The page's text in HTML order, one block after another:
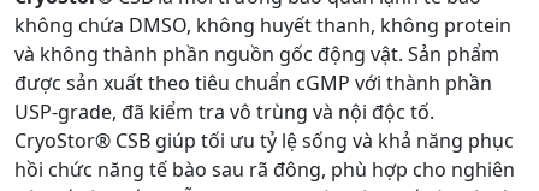
không chứa DMSO, không huyết thanh, không protein
và không thành phần nguồn gốc động vật. Sản phẩm
được sản xuất theo tiêu chuẩn cGMP với thành phần
USP-grade, đã kiểm tra vô trùng và nội độc tố.
CryoStor® CSB giúp tối ưu tỷ lệ sống và khả năng phục
hồi chức năng tế bào sau rã đông, phù hợp cho nghiên